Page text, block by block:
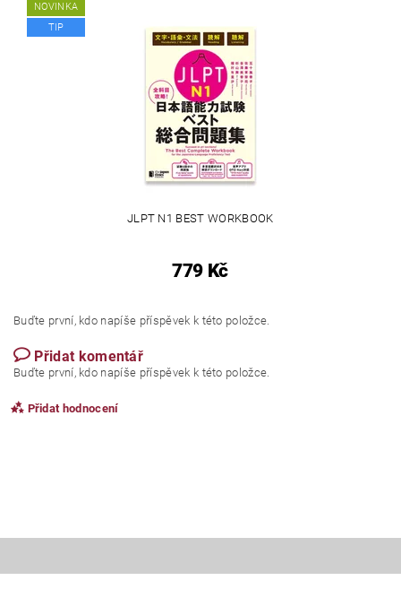
NOVINKA
TIP
JLPT N1 BEST WORKBOOK
779 Kč
Buďte první, kdo napíše příspěvek k této položce.
Přidat komentář
Buďte první, kdo napíše příspěvek k této položce.
Přidat hodnocení